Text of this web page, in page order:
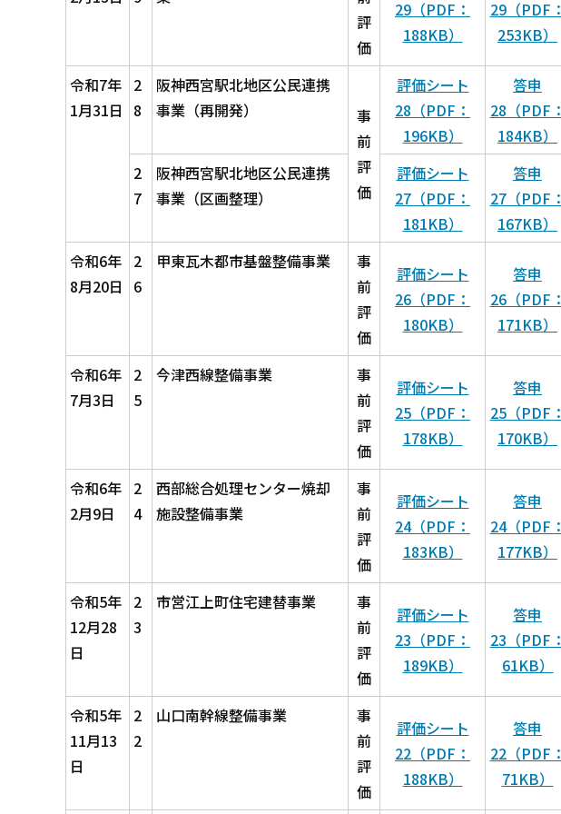
評
価
29（PDF：
188KB）
29（PDF：
253KB）
令和7年
1月31日
2
8
阪神西宮駅北地区公民連携
事業（再開発）
事
前
評
価
評価シート
28（PDF：
196KB）
答申
28（PDF：
184KB）
2
7
阪神西宮駅北地区公民連携
事業（区画整理）
評価シート
27（PDF：
181KB）
答申
27（PDF：
167KB）
令和6年
8月20日
2
6
甲東瓦木都市基盤整備事業
事
前
評
価
評価シート
26（PDF：
180KB）
答申
26（PDF：
171KB）
令和6年
7月3日
2
5
今津西線整備事業
事
前
評
価
評価シート
25（PDF：
178KB）
答申
25（PDF：
170KB）
令和6年
2月9日
2
4
西部総合処理センター焼却
施設整備事業
事
前
評
価
評価シート
24（PDF：
183KB）
答申
24（PDF：
177KB）
令和5年
12月28
日
2
3
市営江上町住宅建替事業
事
前
評
価
評価シート
23（PDF：
189KB）
答申
23（PDF：
61KB）
令和5年
11月13
日
2
2
山口南幹線整備事業
事
前
評
価
評価シート
22（PDF：
188KB）
答申
22（PDF：
71KB）